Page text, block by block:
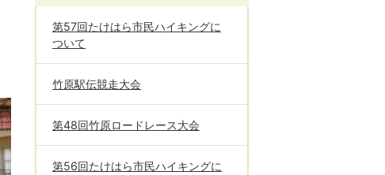
第57回たけはら市民ハイキングに
ついて
竹原駅伝競走大会
第48回竹原ロードレース大会
第56回たけはら市民ハイキングに